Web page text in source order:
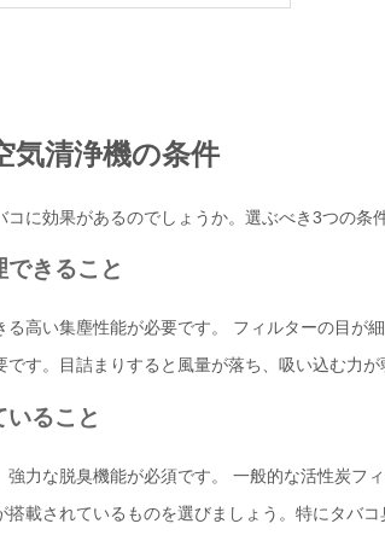
気清浄機の条件
に効果があるのでしょうか。選ぶべき3つの条
きること
高い集塵性能が必要です。 フィルターの目が
す。目詰まりすると風量が落ち、吸い込む力が
ること
力な脱臭機能が必須です。 一般的な活性炭フ
載されているものを選びましょう。特にタバ